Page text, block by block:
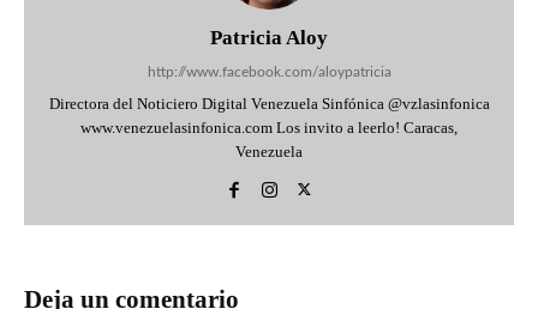
Patricia Aloy
http://www.facebook.com/aloypatricia
Directora del Noticiero Digital Venezuela Sinfónica @vzlasinfonica
www.venezuelasinfonica.com Los invito a leerlo! Caracas,
Venezuela
Deja un comentario